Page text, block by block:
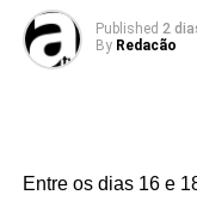
Published 2
By Redacão
Entre os dias 16 e